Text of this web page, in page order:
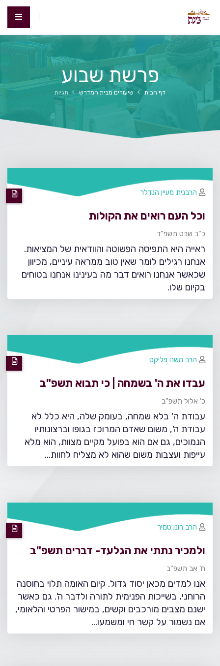
פרשת שבוע
דף הבית שיעורים מבית המדרש תגיות
וכל העם רואים את הקולות
כ"ב שבט תשפ"ד
ראייה היא התפיסה הפשוטה והוודאית של המציאות.
אנחנו רגילים לומר שאין טוב ממראה עיניים, מכיוון
שכאשר אנחנו רואים דבר מה בעינינו אנחנו בטוחים
בקיום שלו.
הרבנית מעיין הנדלר
עבדו את ה' בשמחה | כי תבוא תשפ"ב
כ' אלול תשפ"ב
עבודת ה' בלא שמחה, בעומק שלה, היא כלל לא
עבודת ה', משום שאדם המרוכז בגופו וברצונותיו
הנמוכים, גם אם הוא בפועל מקיים מצוות, הוא מלא
עייפות ועצבות משום שהוא לא מצליח לחוות…
הרב משה פליקס
ולמכיר נתתי את הגלעד- דברים תשפ"ב
ח' אב תשפ"ב
אנו למדים מכאן יסוד גדול. קיום האומה תלוי בחוסנה
הרוחני, בשייכות הפנימית לתורה ולדבר ה'. גם כאשר
ישנם מצבים מורכבים וקשים, במישור הפרטי והלאומי,
אם נשמור על קשר חי ומשמעו…
הרב רונן טמיר